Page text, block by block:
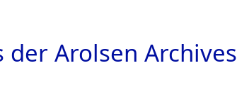
Arolsen Archives